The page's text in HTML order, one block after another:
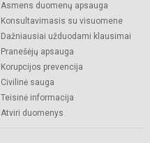
Asmens duomenų apsauga
Konsultavimasis su visuomene
Dažniausiai užduodami klausimai
Pranešėjų apsauga
Korupcijos prevencija
Civilinė sauga
Teisinė informacija
Atviri duomenys